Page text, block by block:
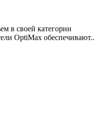
в своей категории
OptiMax обеспечивают..